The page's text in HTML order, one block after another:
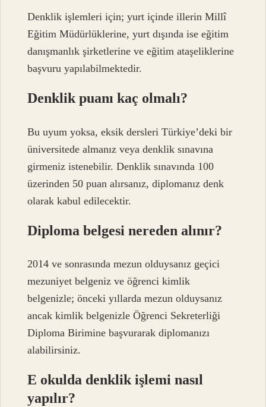
Denklik işlemleri için; yurt içinde illerin Millî
Eğitim Müdürlüklerine, yurt dışında ise eğitim
danışmanlık şirketlerine ve eğitim ataşeliklerine
başvuru yapılabilmektedir.
Denklik puanı kaç olmalı?
Bu uyum yoksa, eksik dersleri Türkiye’deki bir
üniversitede almanız veya denklik sınavına
girmeniz istenebilir. Denklik sınavında 100
üzerinden 50 puan alırsanız, diplomanız denk
olarak kabul edilecektir.
Diploma belgesi nereden alınır?
2014 ve sonrasında mezun olduysanız geçici
mezuniyet belgeniz ve öğrenci kimlik
belgenizle; önceki yıllarda mezun olduysanız
ancak kimlik belgenizle Öğrenci Sekreterliği
Diploma Birimine başvurarak diplomanızı
alabilirsiniz.
E okulda denklik işlemi nasıl
yapılır?